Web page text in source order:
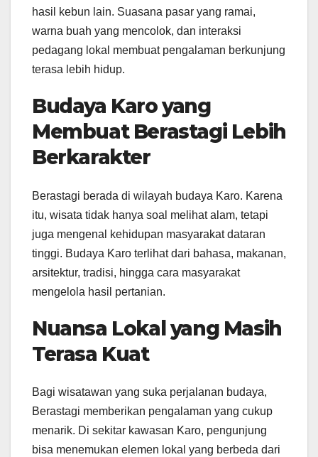
hasil kebun lain. Suasana pasar yang ramai,
warna buah yang mencolok, dan interaksi
pedagang lokal membuat pengalaman berkunjung
terasa lebih hidup.
Budaya Karo yang
Membuat Berastagi Lebih
Berkarakter
Berastagi berada di wilayah budaya Karo. Karena
itu, wisata tidak hanya soal melihat alam, tetapi
juga mengenal kehidupan masyarakat dataran
tinggi. Budaya Karo terlihat dari bahasa, makanan,
arsitektur, tradisi, hingga cara masyarakat
mengelola hasil pertanian.
Nuansa Lokal yang Masih
Terasa Kuat
Bagi wisatawan yang suka perjalanan budaya,
Berastagi memberikan pengalaman yang cukup
menarik. Di sekitar kawasan Karo, pengunjung
bisa menemukan elemen lokal yang berbeda dari